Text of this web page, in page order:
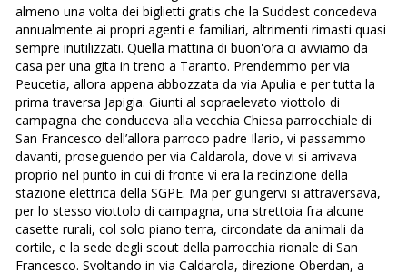
almeno una volta dei biglietti gratis che la Suddest concedeva
annualmente ai propri agenti e familiari, altrimenti rimasti quasi
sempre inutilizzati. Quella mattina di buon'ora ci avviamo da
casa per una gita in treno a Taranto. Prendemmo per via
Peucetia, allora appena abbozzata da via Apulia e per tutta la
prima traversa Japigia. Giunti al sopraelevato viottolo di
campagna che conduceva alla vecchia Chiesa parrocchiale di
San Francesco dell’allora parroco padre Ilario, vi passammo
davanti, proseguendo per via Caldarola, dove vi si arrivava
proprio nel punto in cui di fronte vi era la recinzione della
stazione elettrica della SGPE. Ma per giungervi si attraversava,
per lo stesso viottolo di campagna, una strettoia fra alcune
casette rurali, col solo piano terra, circondate da animali da
cortile, e la sede degli scout della parrocchia rionale di San
Francesco. Svoltando in via Caldarola, direzione Oberdan, a